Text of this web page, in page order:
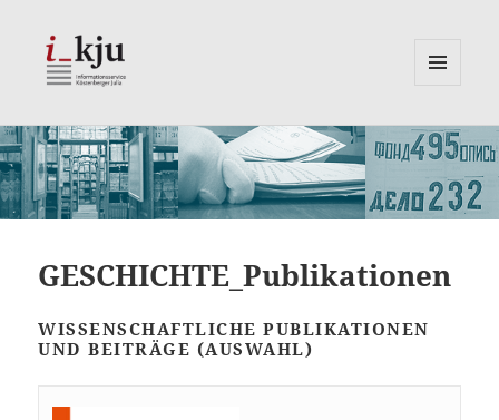
i_kju
WIDGETS
GESCHICHTE_Publikationen
WISSENSCHAFTLICHE PUBLIKATIONEN
UND BEITRÄGE (AUSWAHL)